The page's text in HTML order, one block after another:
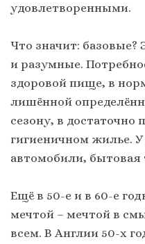
удовлетворенными.
Что значит: базовые?
и разумные.
здоровой пище, в
лишённой
сезону, в достаточно
гигиеничном жилье. У
автомобили, бытовая
Ещё в 50-е и в 60-е
мечтой – мечтой в
всем. В Англии 50-х